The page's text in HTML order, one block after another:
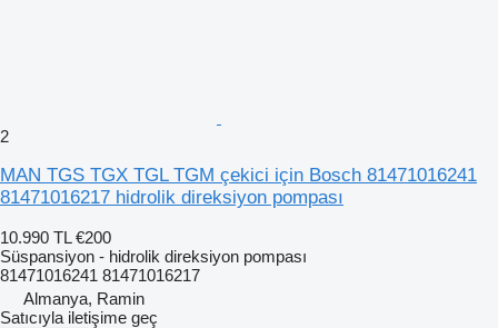
2
MAN TGS TGX TGL TGM çekici için Bosch 81471016241
81471016217 hidrolik direksiyon pompası
10.990 TL €200
Süspansiyon - hidrolik direksiyon pompası
81471016241 81471016217
Almanya, Ramin
Satıcıyla iletişime geç